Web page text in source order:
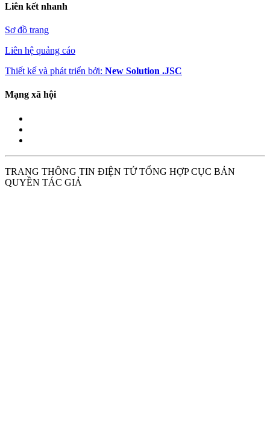
Liên kết nhanh
Sơ đồ trang
Liên hệ quảng cáo
Thiết kế và phát triển bởi: New Solution .JSC
Mạng xã hội
TRANG THÔNG TIN ĐIỆN TỬ TỔNG HỢP CỤC BẢN
QUYỀN TÁC GIẢ